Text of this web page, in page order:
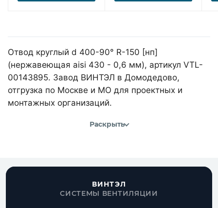
Отвод круглый d 400-90° R-150 [нп]
(нержавеющая aisi 430 - 0,6 мм), артикул VTL-
00143895. Завод ВИНТЭЛ в Домодедово,
отгрузка по Москве и МО для проектных и
монтажных организаций.
Раскрыть
ВИНТЭЛ
СИСТЕМЫ ВЕНТИЛЯЦИИ